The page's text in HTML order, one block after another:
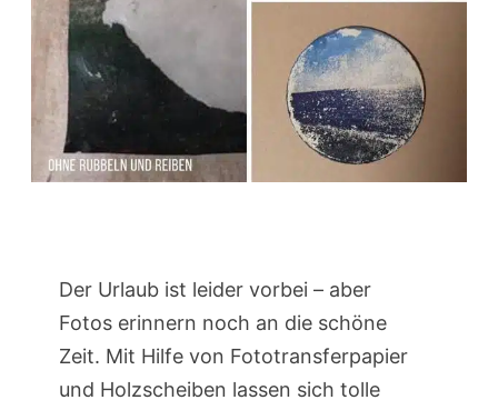
Der Urlaub ist leider vorbei – aber
Fotos erinnern noch an die schöne
Zeit. Mit Hilfe von Fototransferpapier
und Holzscheiben lassen sich tolle